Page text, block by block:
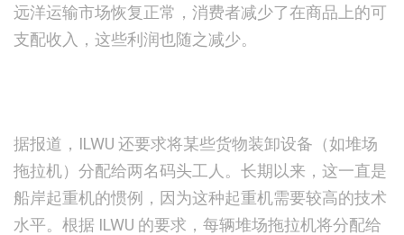
远洋运输市场恢复正常，消费者减少了在商品上的可
支配收入，这些利润也随之减少。
据报道，ILWU 还要求将某些货物装卸设备（如堆场
拖拉机）分配给两名码头工人。长期以来，这一直是
船岸起重机的惯例，因为这种起重机需要较高的技术
水平。根据 ILWU 的要求，每辆堆场拖拉机将分配给